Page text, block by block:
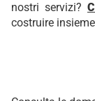
nostri servizi?
costruire